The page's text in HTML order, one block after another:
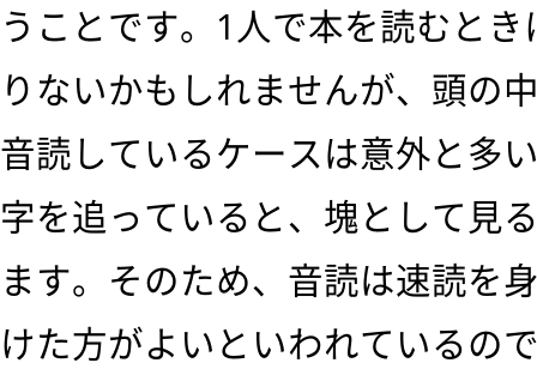
うことです。1人で本を読むと
りないかもしれませんが、頭の
音読しているケースは意外と多
字を追っていると、塊として見
ます。そのため、音読は速読を
けた方がよいといわれているの